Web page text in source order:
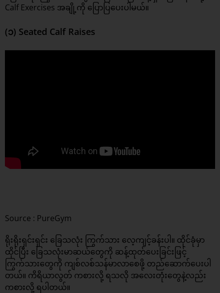
Calf Exercises အချို့ကို ပြောပြပေးပါမယ်။
(၁) Seated Calf Raises
Source : PureGym
ရိုးရိုးရှင်းရှင်း ခြေသလုံး ကြွက်သား လေ့ကျင့်ခန်းပါ။ ထိုင်ခုံမှာ
ထိုင်ပြီး ခြေသလုံးမာဆယ်တွေကို ဆန့်ထုတ်ပေးခြင်းဖြင့်
ကြွက်သားတွေကို ကျစ်လစ်သန်မာလာစေဖို့ တည်ဆောက်ပေးပါ
တယ်။ ကိရိယာလွတ် ကစားလို့ ရသလို အလေးတုံးတွေနဲ့လည်း
ကစားလို့ ရပါတယ်။